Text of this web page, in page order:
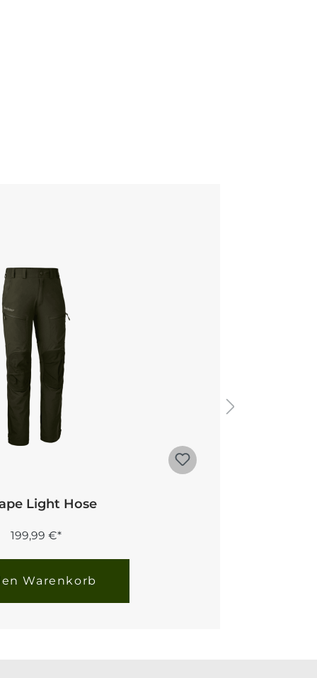
Light Hose
199,99 €*
Warenkorb